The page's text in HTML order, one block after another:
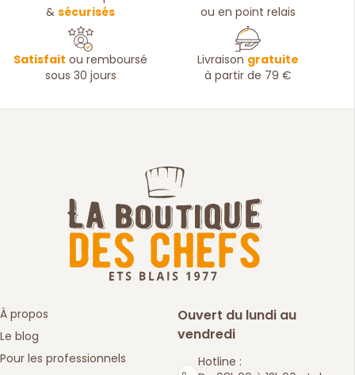
&sécurisés
ou en point relais
Satisfait ou remboursé
sous 30 jours
Livraison gratuite
à partir de 79 €
À propos
Le blog
Pour les professionnels
Ouvert du lundi au
vendredi
Hotline :